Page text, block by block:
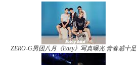
ZERO-G男团八月《Easy》写真曝光 青春感十足